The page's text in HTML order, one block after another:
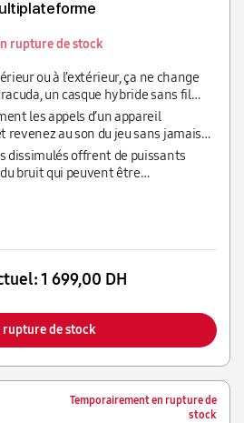
rupture de stock
ou à l’extérieur, ça ne change
un casque hybride sans fil
à domicile et le divertissement
microphones antibruit intégrés à
profitez d’une capture vocale d’une
soit l’environnement. Grâce à une
double sans fil, passez facilement
les appels d’un appareil
revenez au son du jeu sans jamais
les appels entrants en activant le
» via l’application Razer Audio ou
dissimulés offrent de puissants
bruit qui peuvent être
une clarté totale, quel que soit
1 699,00 DH
rupture de stock
Temporairement en rupture de
stock